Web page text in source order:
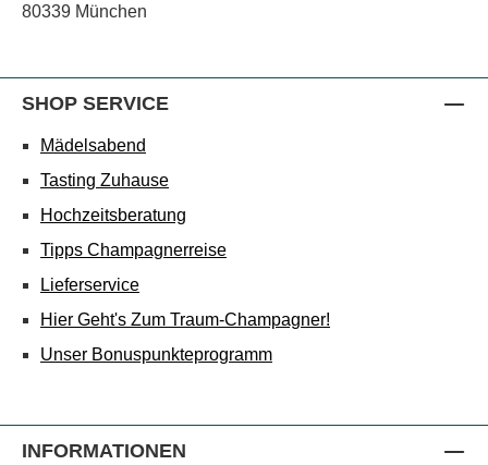
80339 München
SHOP SERVICE
Mädelsabend
Tasting Zuhause
Hochzeitsberatung
Tipps Champagnerreise
Lieferservice
Hier Geht's Zum Traum-Champagner!
Unser Bonuspunkteprogramm
INFORMATIONEN